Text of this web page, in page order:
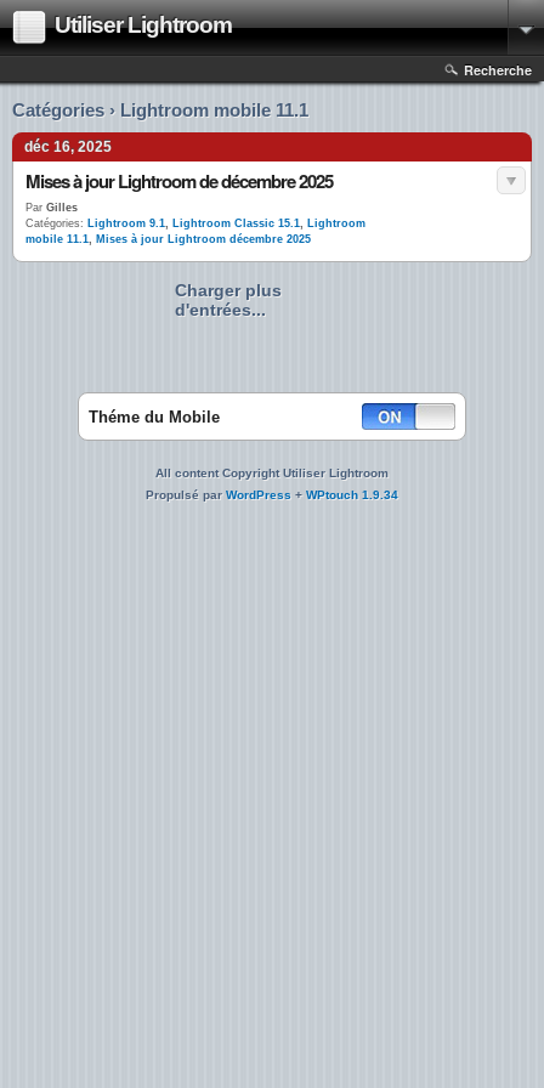
Utiliser Lightroom
Recherche
Catégories › Lightroom mobile 11.1
déc 16, 2025
Mises à jour Lightroom de décembre 2025
Par Gilles
Catégories: Lightroom 9.1, Lightroom Classic 15.1, Lightroom
mobile 11.1, Mises à jour Lightroom décembre 2025
Charger plus
d'entrées...
Théme du Mobile
All content Copyright Utiliser Lightroom
Propulsé parWordPress + WPtouch 1.9.34